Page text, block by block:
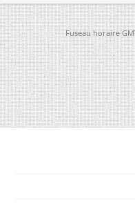
Fuseau horaire